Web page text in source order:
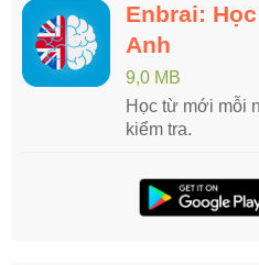
Enbrai:
Anh
9,0 MB
Học từ mới mỗi
kiểm tra.